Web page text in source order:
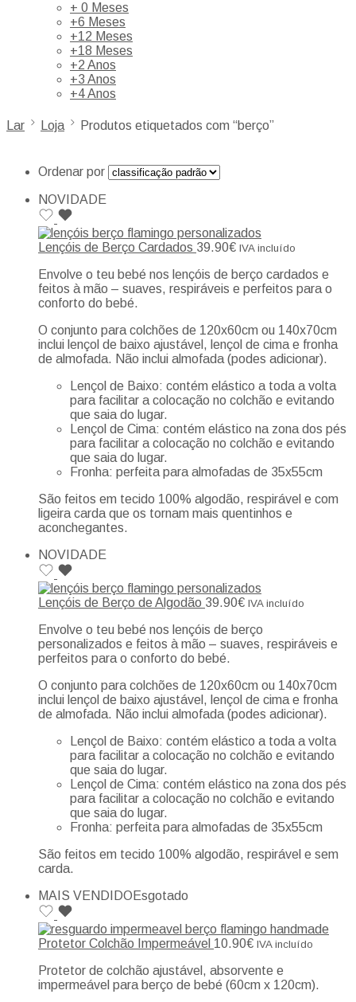
+ 0 Meses
+6 Meses
+12 Meses
+18 Meses
+2 Anos
+3 Anos
+4 Anos
Lar Loja Produtos etiquetados com “berço”
Ordenar por
NOVIDADE
Lençóis de Berço Cardados 39.90€ IVA incluído
Envolve o teu bebé nos lençóis de berço cardados e
feitos à mão – suaves, respiráveis e perfeitos para o
conforto do bebé.
O conjunto para colchões de 120x60cm ou 140x70cm
inclui lençol de baixo ajustável, lençol de cima e fronha
de almofada. Não inclui almofada (podes adicionar).
Lençol de Baixo: contém elástico a toda a volta
para facilitar a colocação no colchão e evitando
que saia do lugar.
Lençol de Cima: contém elástico na zona dos pés
para facilitar a colocação no colchão e evitando
que saia do lugar.
Fronha: perfeita para almofadas de 35x55cm
São feitos em tecido 100% algodão, respirável e com
ligeira carda que os tornam mais quentinhos e
aconchegantes.
NOVIDADE
Lençóis de Berço de Algodão 39.90€ IVA incluído
Envolve o teu bebé nos lençóis de berço
personalizados e feitos à mão – suaves, respiráveis e
perfeitos para o conforto do bebé.
O conjunto para colchões de 120x60cm ou 140x70cm
inclui lençol de baixo ajustável, lençol de cima e fronha
de almofada. Não inclui almofada (podes adicionar).
Lençol de Baixo: contém elástico a toda a volta
para facilitar a colocação no colchão e evitando
que saia do lugar.
Lençol de Cima: contém elástico na zona dos pés
para facilitar a colocação no colchão e evitando
que saia do lugar.
Fronha: perfeita para almofadas de 35x55cm
São feitos em tecido 100% algodão, respirável e sem
carda.
MAIS VENDIDO Esgotado
Protetor Colchão Impermeável 10.90€ IVA incluído
Protetor de colchão ajustável, absorvente e
impermeável para berço de bebé (60cm x 120cm).